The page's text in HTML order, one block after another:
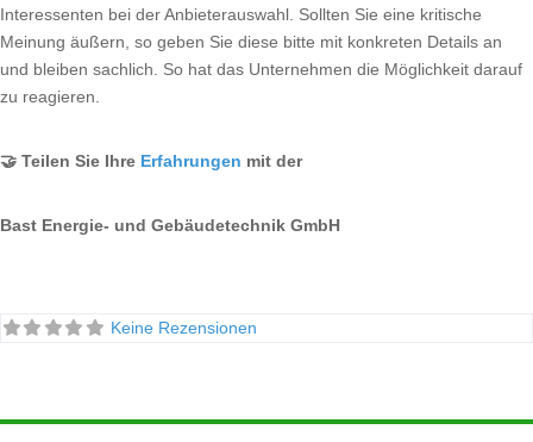
Interessenten bei der Anbieterauswahl. Sollten Sie eine kritische
Meinung äußern, so geben Sie diese bitte mit konkreten Details an
und bleiben sachlich. So hat das Unternehmen die Möglichkeit darauf
zu reagieren.
🤝 Teilen Sie Ihre Erfahrungen mit der
Bast Energie- und Gebäudetechnik GmbH
Keine Rezensionen